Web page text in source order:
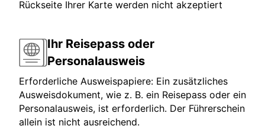
Rückseite Ihrer Karte werden nicht akzeptiert
Ihr Reisepass oder
Personalausweis
Erforderliche Ausweispapiere: Ein zusätzliches
Ausweisdokument, wie z. B. ein Reisepass oder ein
Personalausweis, ist erforderlich. Der Führerschein
allein ist nicht ausreichend.